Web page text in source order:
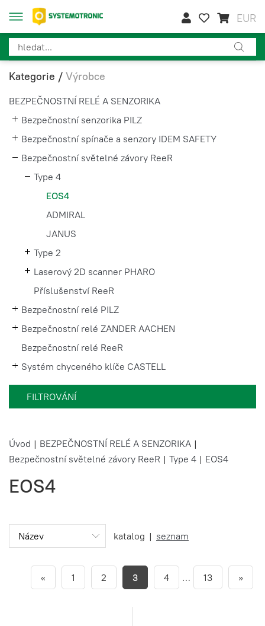
EUR
Kategorie / Výrobce
BEZPEČNOSTNÍ RELÉ A SENZORIKA
Bezpečnostní senzorika PILZ
Bezpečnostní spínače a senzory IDEM SAFETY
Bezpečnostní světelné závory ReeR
Type 4
EOS4
ADMIRAL
JANUS
Type 2
Laserový 2D scanner PHARO
Příslušenství ReeR
Bezpečnostní relé PILZ
Bezpečnostní relé ZANDER AACHEN
Bezpečnostní relé ReeR
Systém chyceného klíče CASTELL
FILTROVÁNÍ
Úvod | BEZPEČNOSTNÍ RELÉ A SENZORIKA |
Bezpečnostní světelné závory ReeR | Type 4 | EOS4
EOS4
katalog | seznam
« 1 2 3 4 … 13 »